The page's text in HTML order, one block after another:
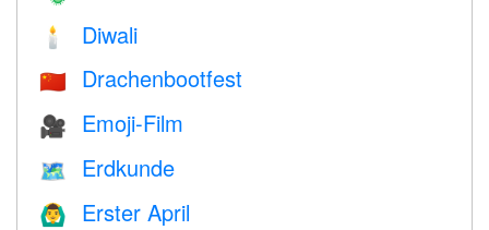
🕯 Diwali
🇨🇳 Drachenbootfest
🎥 Emoji-Film
🗺 Erdkunde
🙆‍♂️ Erster April